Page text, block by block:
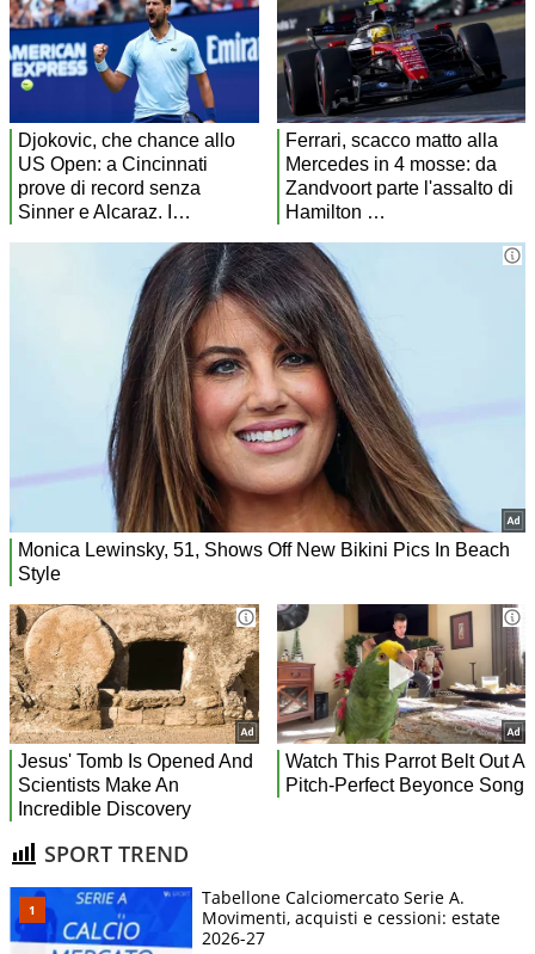
SPORT TREND
Tabellone Calciomercato Serie A.
Movimenti, acquisti e cessioni: estate
2026-27